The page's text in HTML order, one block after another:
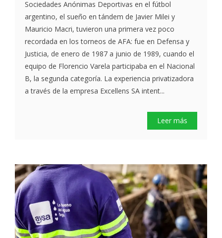
Sociedades Anónimas Deportivas en el fútbol
argentino, el sueño en tándem de Javier Milei y
Mauricio Macri, tuvieron una primera vez poco
recordada en los torneos de AFA: fue en Defensa y
Justicia, de enero de 1987 a junio de 1989, cuando el
equipo de Florencio Varela participaba en el Nacional
B, la segunda categoría. La experiencia privatizadora
a través de la empresa Excellens SA intent...
Leer más